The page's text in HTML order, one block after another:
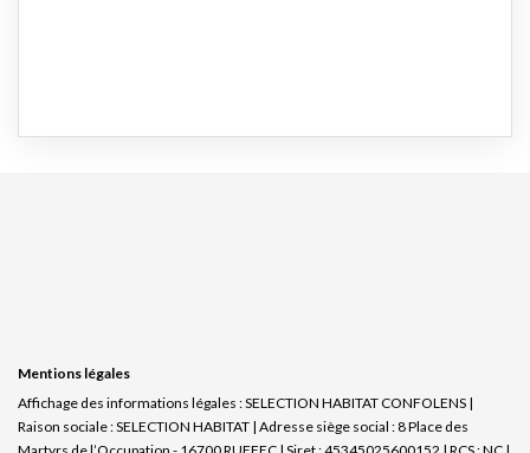
Mentions légales
Affichage des informations légales : SELECTION HABITAT CONFOLENS |
Raison sociale : SELECTION HABITAT | Adresse siège social : 8 Place des